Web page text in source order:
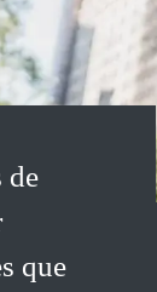
de
que